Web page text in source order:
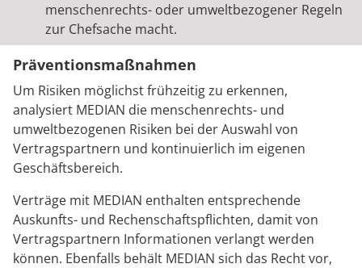
menschenrechts- oder umweltbezogener Regeln
zur Chefsache macht.
Präventionsmaßnahmen
Um Risiken möglichst frühzeitig zu erkennen,
analysiert MEDIAN die menschenrechts- und
umweltbezogenen Risiken bei der Auswahl von
Vertragspartnern und kontinuierlich im eigenen
Geschäftsbereich.
Verträge mit MEDIAN enthalten entsprechende
Auskunfts- und Rechenschaftspflichten, damit von
Vertragspartnern Informationen verlangt werden
können. Ebenfalls behält MEDIAN sich das Recht vor,